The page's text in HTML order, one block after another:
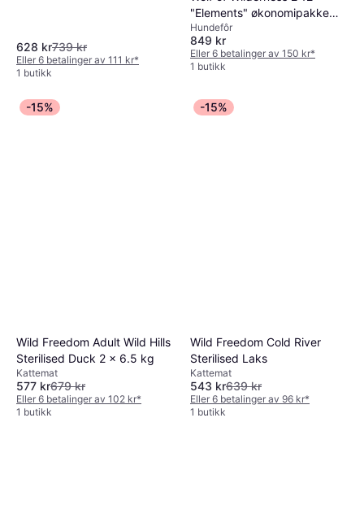
628 kr739 kr
Eller 6 betalinger av 111 kr*
1 butikk
"Elements" økonomipakke
Rocky Canyons
Hundefôr
849 kr
Eller 6 betalinger av 150 kr*
1 butikk
-15%
Wild Freedom Adult Wild Hills
Sterilised Duck 2 x 6.5 kg
Kattemat
577 kr679 kr
Eller 6 betalinger av 102 kr*
1 butikk
-15%
Wild Freedom Cold River
Sterilised Laks
Kattemat
543 kr639 kr
Eller 6 betalinger av 96 kr*
1 butikk